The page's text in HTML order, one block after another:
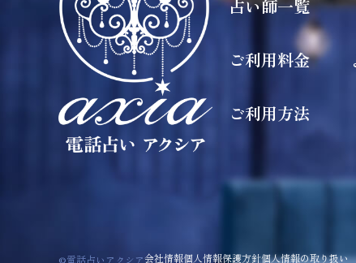
占い師一覧
ご利用料金
ご利用方法
会社情報個人情報保護方針個人情報の取り扱い
©電話占いアクシア